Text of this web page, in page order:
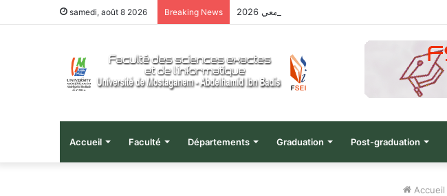
samedi, août 8 2026 Breaking News نتائج الدورة التاسعة للحصول على التأهيل الجامعي 2026
Accueil Faculté Départements Graduation Post-graduation
Accueil